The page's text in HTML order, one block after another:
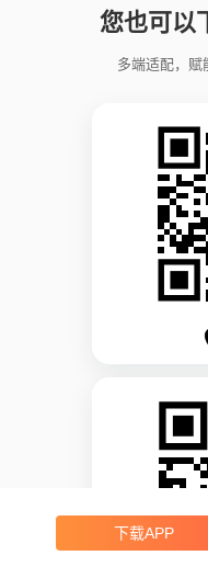
您也可以
多端适配，赋
下载APP